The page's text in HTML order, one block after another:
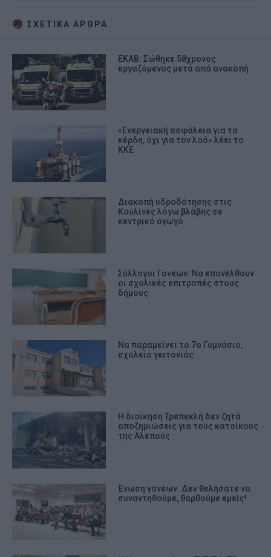
ΣΧΕΤΙΚA AΡΘΡΑ
ΕΚΑΒ: Σώθηκε 58χρονος
εργαζόμενος μετά από ανακοπή
«Ενεργειακή ασφάλεια για τα
κέρδη, όχι για τον λαό» λέει το
ΚΚΕ
Διακοπή υδροδότησης στις
Κουλίνες λόγω βλάβης σε
κεντρικό αγωγό
Σύλλογοι Γονέων: Να επανέλθουν
οι σχολικές επιτροπές στους
δήμους
Να παραμείνει το 7ο Γυμνάσιο,
σχολείο γειτονιάς
Η διοίκηση Τρεπεκλή δεν ζητά
αποζημιώσεις για τους κατοίκους
της Αλεπούς
Ένωση γονέων: Δεν θελήσατε να
συναντηθούμε, θαρθούμε εμείς!